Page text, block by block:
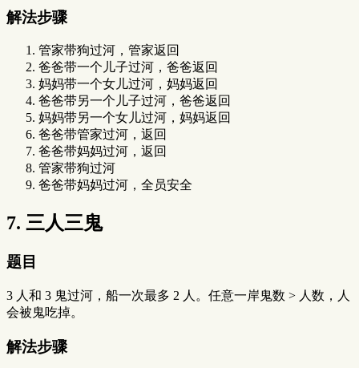
解法步骤
管家带狗过河，管家返回
爸爸带一个儿子过河，爸爸返回
妈妈带一个女儿过河，妈妈返回
爸爸带另一个儿子过河，爸爸返回
妈妈带另一个女儿过河，妈妈返回
爸爸带管家过河，返回
爸爸带妈妈过河，返回
管家带狗过河
爸爸带妈妈过河，全员安全
7. 三人三鬼
题目
3 人和 3 鬼过河，船一次最多 2 人。任意一岸鬼数 > 人数，人
会被鬼吃掉。
解法步骤